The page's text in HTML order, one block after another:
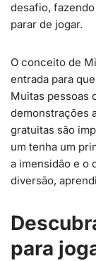
desafio,
parar de jogar.
O conceito de
entrada para
Muitas pessoas
demonstrações
gratuitas são
um tenha um
a imensidão e o
diversão,
para